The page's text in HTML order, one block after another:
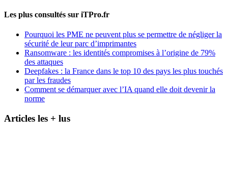
Les plus consultés sur iTPro.fr
Pourquoi les PME ne peuvent plus se permettre de négliger la
sécurité de leur parc d’imprimantes
Ransomware : les identités compromises à l’origine de 79%
des attaques
Deepfakes : la France dans le top 10 des pays les plus touchés
par les fraudes
Comment se démarquer avec l’IA quand elle doit devenir la
norme
Articles les + lus